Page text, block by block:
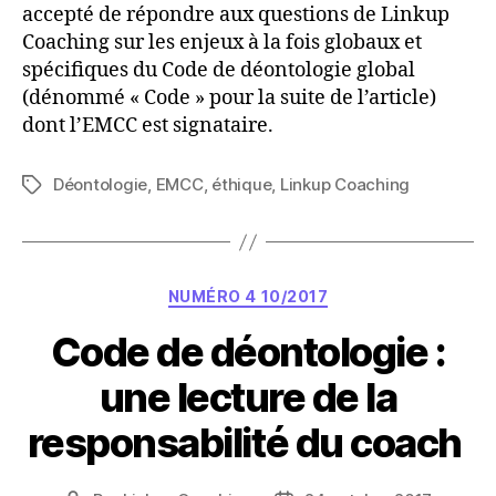
accepté de répondre aux questions de Linkup
Coaching sur les enjeux à la fois globaux et
spécifiques du Code de déontologie global
(dénommé « Code » pour la suite de l’article)
dont l’EMCC est signataire.
Étiquettes
Déontologie, EMCC, éthique, Linkup Coaching
Catégories
NUMÉRO 4 10/2017
Code de déontologie :
une lecture de la
responsabilité du coach